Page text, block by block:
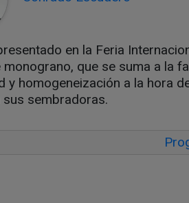
en la Feria
monograno, que se suma a la
y homogeneización a la hora
sus sembradoras.